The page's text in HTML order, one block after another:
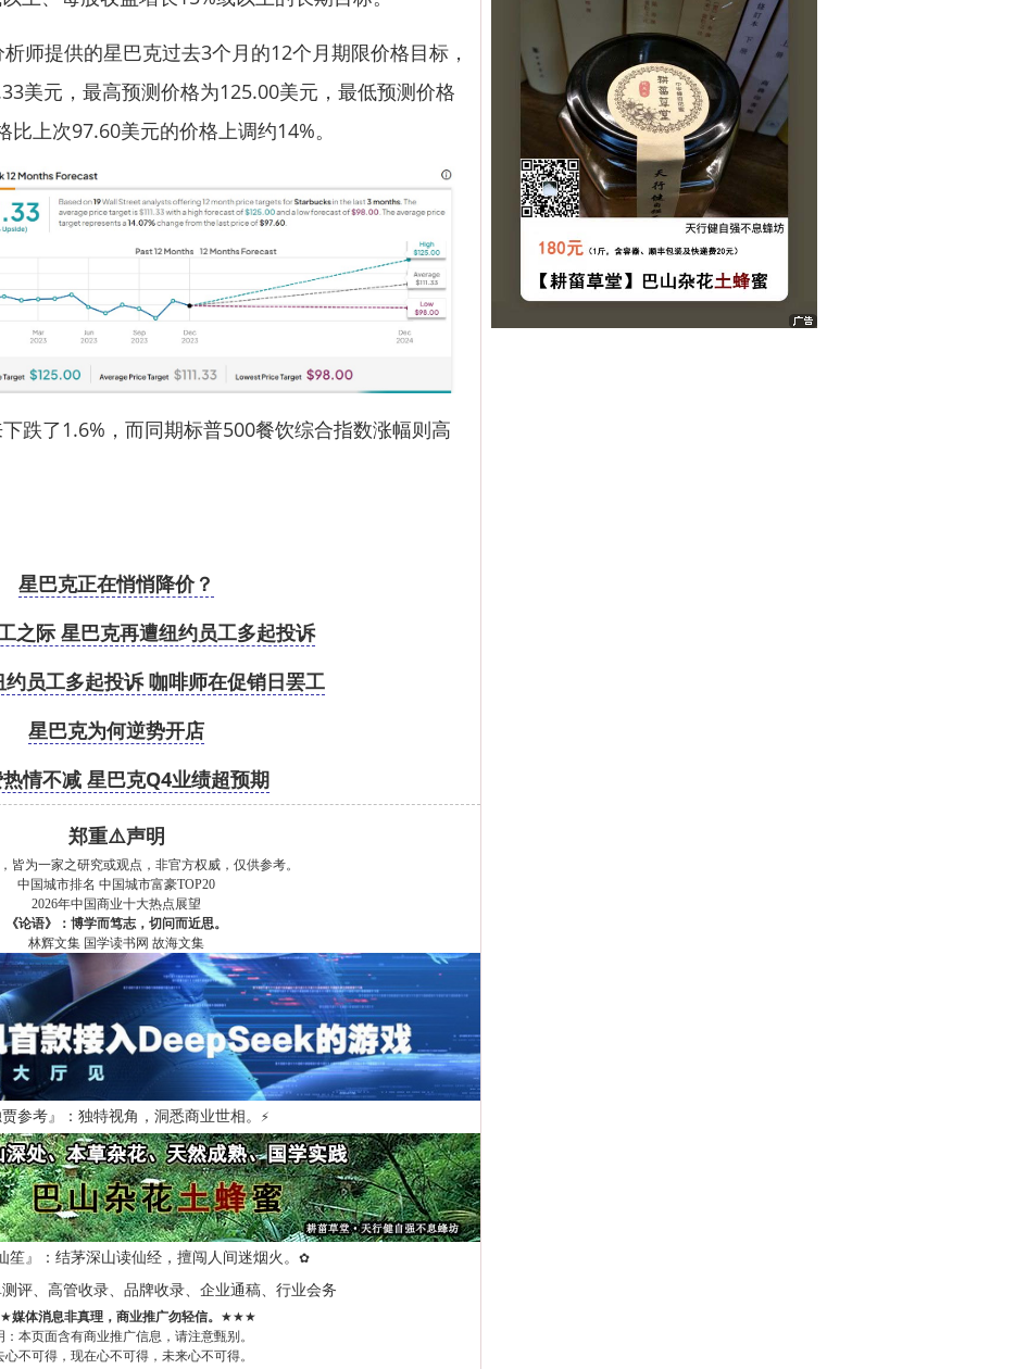
提供的星巴克过去3个月的12个月期限价格目标，
美元，最高预测价格为125.00美元，最低预测价格
上次97.60美元的价格上调约14%。
了1.6%，而同期标普500餐饮综合指数涨幅则高
星巴克正在悄悄降价？
之际 星巴克再遭纽约员工多起投诉
员工多起投诉 咖啡师在促销日罢工
星巴克为何逆势开店
情不减 星巴克Q4业绩超预期
郑重⚠️声明
皆为一家之研究或观点，非官方权威，仅供参考。
中国城市排名 中国城市富豪TOP20
2026年中国商业十大热点展望
《论语》：博学而笃志，切问而近思。
林辉文集 国学读书网 故海文集
贾参考』：独特视角，洞悉商业世相。 ⚡
笙』：结茅深山读仙经，擅闯人间迷烟火。 ✿
评、高管收录、品牌收录、企业通稿、行业会务
媒体消息非真理，商业推广勿轻信。 ★★★
：本页面含有商业推广信息，请注意甄别。
心不可得，现在心不可得，未来心不可得。